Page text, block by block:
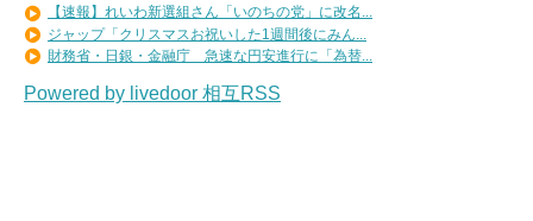
【速報】れいわ新選組さん「いのちの党」に改名...
ジャップ「クリスマスお祝いした1週間後にみん...
財務省・日銀・金融庁 急速な円安進行に「為替...
Powered by livedoor 相互RSS